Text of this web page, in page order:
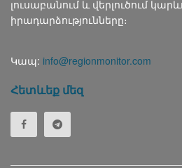
լուսաբանում և վերլուծում
իրադարձությունները։
Կապ: info@regionmonitor.com
Հետևեք մեզ